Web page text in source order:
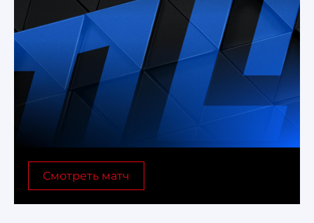
Лига чемпионов УЕФА
Лига Европы УЕФА
Лига конференций УЕФА
Лига 1, Чемпионат Франции
Бундеслига, Чемпионат Германии
Смотреть матч